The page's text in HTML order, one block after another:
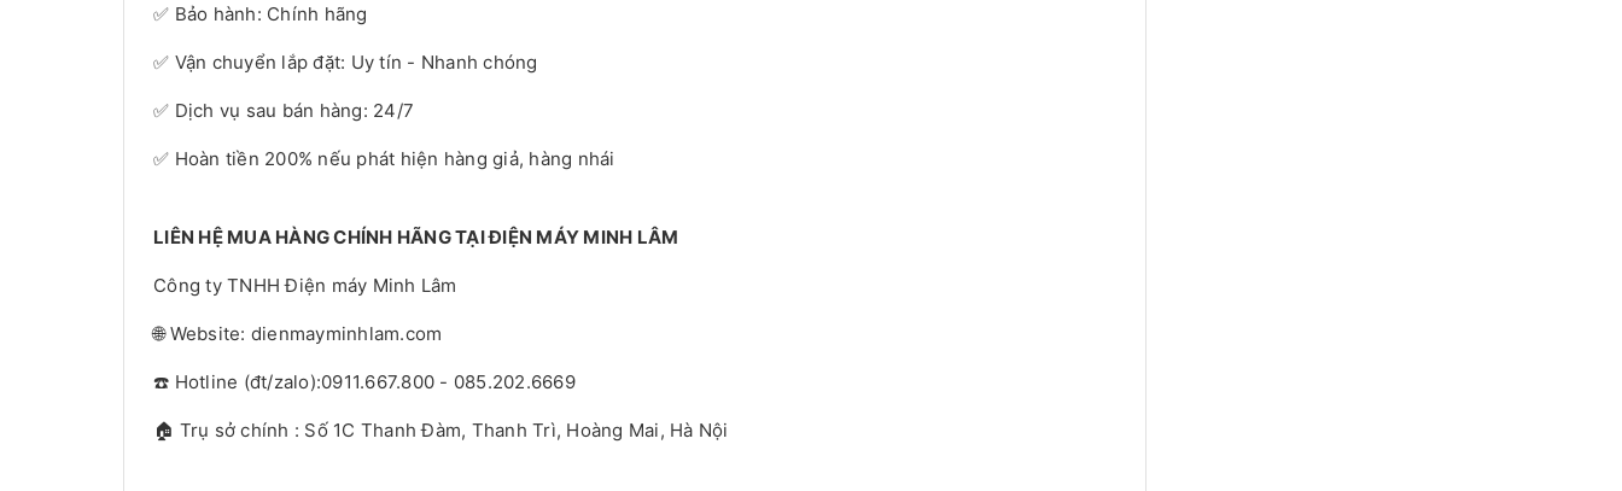
✅ Bảo hành: Chính hãng
✅ Vận chuyển lắp đặt: Uy tín - Nhanh chóng
✅ Dịch vụ sau bán hàng: 24/7
✅ Hoàn tiền 200% nếu phát hiện hàng giả, hàng nhái
LIÊN HỆ MUA HÀNG CHÍNH HÃNG TẠI ĐIỆN MÁY MINH LÂM
Công ty TNHH Điện máy Minh Lâm
🌐 Website: dienmayminhlam.com
☎️ Hotline (đt/zalo):0911.667.800 - 085.202.6669
🏠 Trụ sở chính : Số 1C Thanh Đàm, Thanh Trì, Hoàng Mai, Hà Nội